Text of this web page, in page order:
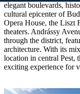
elegant boulevards,
cultural epicenter of
Opera House, the Liszt
theaters. Andrássy
through the district,
architecture. With its
location in central Pest,
exciting experience for